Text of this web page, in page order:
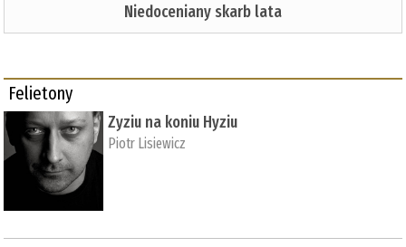
Niedoceniany skarb lata
Felietony
Zyziu na koniu Hyziu
Piotr Lisiewicz